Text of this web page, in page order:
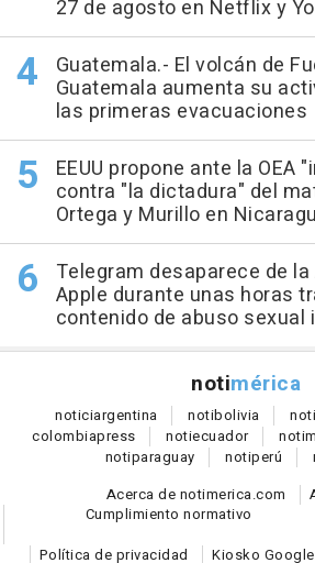
27 de agosto en Netflix y
Guatemala.- El volcán de
Guatemala aumenta su
las primeras evacuaciones
EEUU propone ante la OEA
contra "la dictadura" del
Ortega y Murillo en
Telegram desaparece de la
Apple durante unas horas
contenido de abuso sexual
notimérica
noticiargentina notibolivia noti
colombiapress notiecuador noti
notiparaguay notiperú
Acerca de notimerica.com
Cumplimiento normativo
Política de privacidad
Kiosko